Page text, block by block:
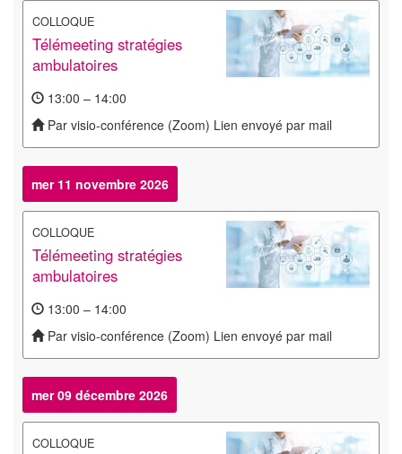
COLLOQUE
Télémeeting stratégies
ambulatoires
13:00 – 14:00
Par visio-conférence (Zoom) Lien envoyé par mail
mer 11 novembre 2026
COLLOQUE
Télémeeting stratégies
ambulatoires
13:00 – 14:00
Par visio-conférence (Zoom) Lien envoyé par mail
mer 09 décembre 2026
COLLOQUE